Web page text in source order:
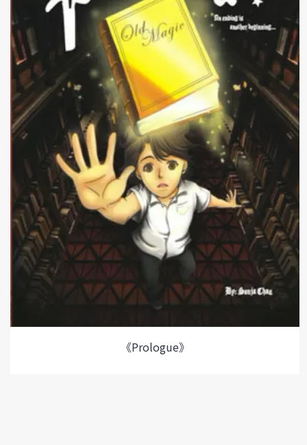
《Prologue》